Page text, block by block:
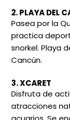
2. PLAYA DEL
Pasea por la
practica
snorkel. Playa
Cancún.
3. XCARET
Disfruta de
atracciones